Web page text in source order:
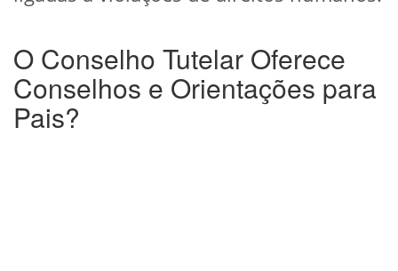
O Conselho Tutelar Oferece
Conselhos e Orientações para
Pais?